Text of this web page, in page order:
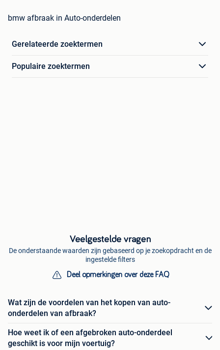
bmw afbraak in Auto-onderdelen
Gerelateerde zoektermen
Populaire zoektermen
Veelgestelde vragen
De onderstaande waarden zijn gebaseerd op je zoekopdracht en de
ingestelde filters
Deel opmerkingen over deze FAQ
Wat zijn de voordelen van het kopen van auto-
onderdelen van afbraak?
Hoe weet ik of een afgebroken auto-onderdeel
geschikt is voor mijn voertuig?